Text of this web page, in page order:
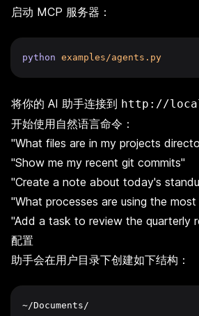
启动 MCP 服务器：
python examples/agents.py
将你的 AI 助手连接到 http://
开始使用自然语言命令：
"What files are in my projects
"Show me my recent git commits"
"Create a note about today's
"What processes are using the most
"Add a task to review the quarterly
配置
助手会在用户目录下创建如下结构：
~/Documents/